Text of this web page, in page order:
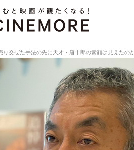
交ぜた手法の先に天才・唐十郎の素顔は見えたの